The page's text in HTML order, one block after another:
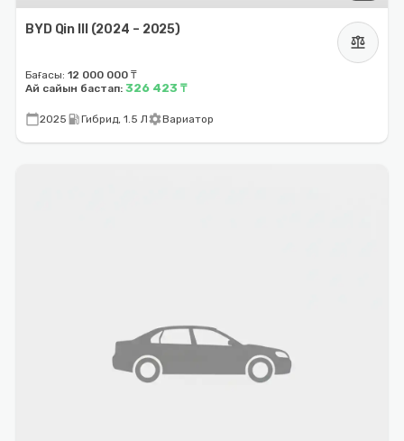
BYD Qin III (2024 – 2025)
balance
Бағасы: 12 000 000 ₸
Ай сайын бастап: 326 423 ₸
calendar_today2025 local_gas_stationГибрид, 1.5 ЛsettingsВариатор